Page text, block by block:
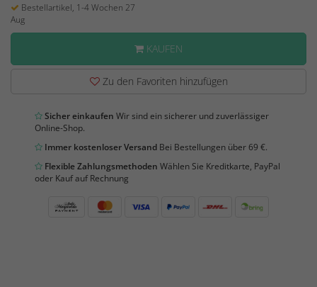
Bestellartikel, 1-4 Wochen 27
Aug
KAUFEN
Zu den Favoriten hinzufügen
Sicher einkaufen Wir sind ein sicherer und zuverlässiger
Online-Shop.
Immer kostenloser Versand Bei Bestellungen über 69 €.
Flexible Zahlungsmethoden Wählen Sie Kreditkarte, PayPal
oder Kauf auf Rechnung